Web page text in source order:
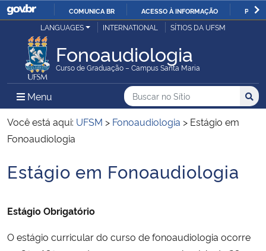
IR
O
COMUNICA BR ACESSO À INFORMAÇÃO
Ministério da Justiça e Segurança Pública
Ministério da Defesa
Ministério das Relações Exteriores
Ministério da Infraestrutura
Ministério da Agricultura, Pecuária e Abastecimento
Ministério da Educação
LANGUAGES INTERNATIONAL SÍTIOS DA UFSM
Fonoaudiologia
Curso de Graduação – Campus Santa Maria
Menu Menu Principal do Sítio
Busca
Buscar no no Sítio
Busca:
Você está aqui: UFSM > Fonoaudiologia > Estágio em
Fonoaudiologia
Início do conteúdo
Estágio em Fonoaudiologia
Estágio Obrigatório
O estágio curricular do curso de fonoaudiologia ocorre